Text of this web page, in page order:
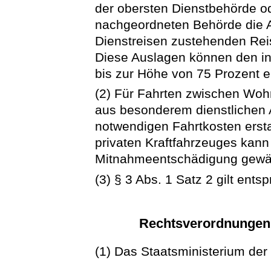
der obersten Dienstbehörde
nachgeordneten Behörde die
Dienstreisen zustehenden
Diese Auslagen können den
bis zur Höhe von 75 Prozent
(2) Für Fahrten zwischen
aus besonderem
notwendigen Fahrtkosten
privaten Kraftfahrzeuges
Mitnahmeentschädigung
(3) § 3 Abs. 1 Satz 2 gilt
(1) Das Staatsministerium